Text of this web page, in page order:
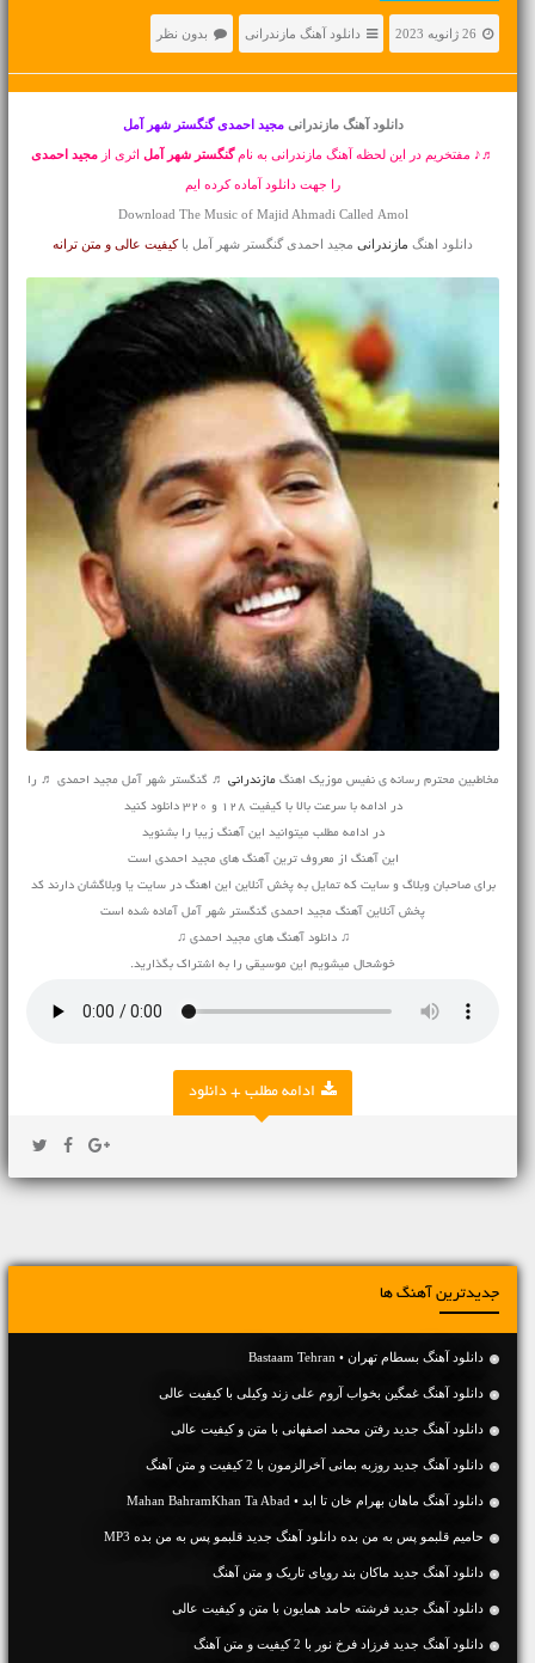
26 ژانویه 2023 دانلود آهنگ مازندرانی بدون نظر
دانلود آهنگ مازندرانی مجید احمدی گنگستر شهر آمل
♬♪ مفتخریم در این لحظه آهنگ مازندرانی به نامگنگستر شهر آمل اثری از مجید احمدی
را جهت دانلود آماده کرده ایم
Download The Music of Majid Ahmadi Called Amol
دانلود اهنگ مازندرانیمجید احمدی گنگستر شهر آمل باکیفیت عالی و متن ترانه
مخاطبین محترم رسانه ی نفیس موزیک اهنگمازندرانی ♬ گنگستر شهر آمل مجید احمدی ♬ را
در ادامه با سرعت بالا با کیفیت 128 و 320 دانلود کنید
در ادامه مطلب میتوانید این آهنگ زیبا را بشنوید
این آهنگ از معروف ترین آهنگ های مجید احمدی است
برای صاحبان وبلاگ و سایت که تمایل به پخش آنلاین این اهنگ در سایت یا وبلاگشان دارند کد
پخش آنلاین آهنگ مجید احمدی گنگستر شهر آمل آماده شده است
♫دانلود آهنگ های مجید احمدی ♫
خوشحال میشویم این موسیقی را به اشتراک بگذارید.
ادامه مطلب + دانلود
جدیدترین آهنگ ها
دانلود آهنگ بسطام تهران • Bastaam Tehran
دانلود آهنگ غمگین بخواب آروم علی زند وکیلی با کیفیت عالی
دانلود آهنگ جديد رفتن محمد اصفهانی با متن و کیفیت عالی
دانلود آهنگ جديد روزبه بمانی آخرالزمون با 2 کیفیت و متن آهنگ
دانلود آهنگ ماهان بهرام خان تا ابد • Mahan BahramKhan Ta Abad
حامیم قلبمو پس به من بده دانلود آهنگ جدید قلبمو پس به من بده MP3
دانلود آهنگ جديد ماکان بند رویای تاریک و متن آهنگ
دانلود آهنگ جديد فرشته حامد همایون با متن و کیفیت عالی
دانلود آهنگ جديد فرزاد فرخ نور با 2 کیفیت و متن آهنگ